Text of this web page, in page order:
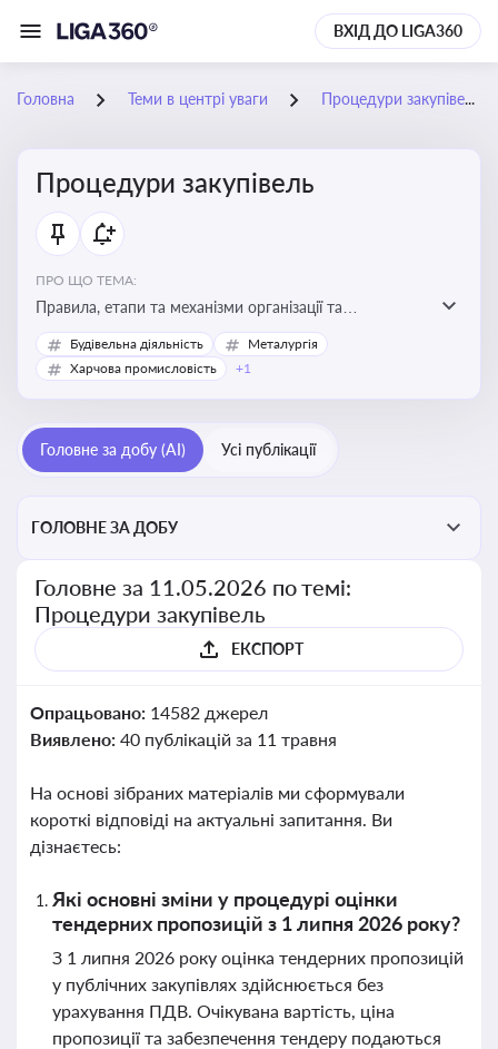
ВХІД ДО LIGA360
Головна Теми в центрі уваги Процедури закупівель
Процедури закупівель
ПРО ЩО ТЕМА:
Правила, етапи та механізми організації та
проведення закупівель товарів, робіт та послуг за
державні чи публічні кошти
Будівельна діяльність
Металургія
Харчова промисловість
+1
Головне за добу (AI) Усі публікації
ГОЛОВНЕ ЗА ДОБУ
Головне за 11.05.2026 по темі:
Процедури закупівель
ЕКСПОРТ
Опрацьовано: 14582 джерел
Виявлено: 40 публікацій за 11 травня
На основі зібраних матеріалів ми сформували
короткі відповіді на актуальні запитання. Ви
дізнаєтесь:
Які основні зміни у процедурі оцінки
тендерних пропозицій з 1 липня 2026 року?
З 1 липня 2026 року оцінка тендерних пропозицій
у публічних закупівлях здійснюється без
урахування ПДВ. Очікувана вартість, ціна
пропозиції та забезпечення тендеру подаються